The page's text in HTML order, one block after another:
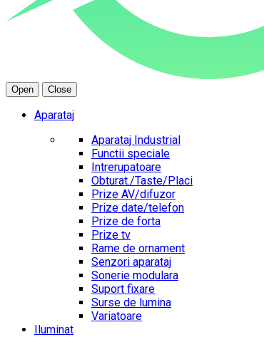
Open Close
Aparataj
Aparataj Industrial
Functii speciale
Intrerupatoare
Obturat./Taste/Placi
Prize AV/difuzor
Prize date/telefon
Prize de forta
Prize tv
Rame de ornament
Senzori aparataj
Sonerie modulara
Suport fixare
Surse de lumina
Variatoare
Iluminat